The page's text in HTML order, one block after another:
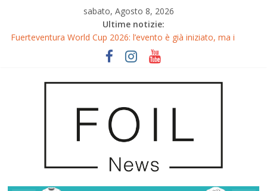
sabato, Agosto 8, 2026
Ultime notizie:
Fuerteventura World Cup 2026: l’evento è già iniziato, ma i
riflettori si accendono sul Wingfoil!
Fuerteventura FreeFly-Slalom 2026: Cappuzzo e Belloeuvre
Gran Canaria GWA Wingfoil World Cup 2026: Spettacolo e
adrenalina a Pozo Izquierdo